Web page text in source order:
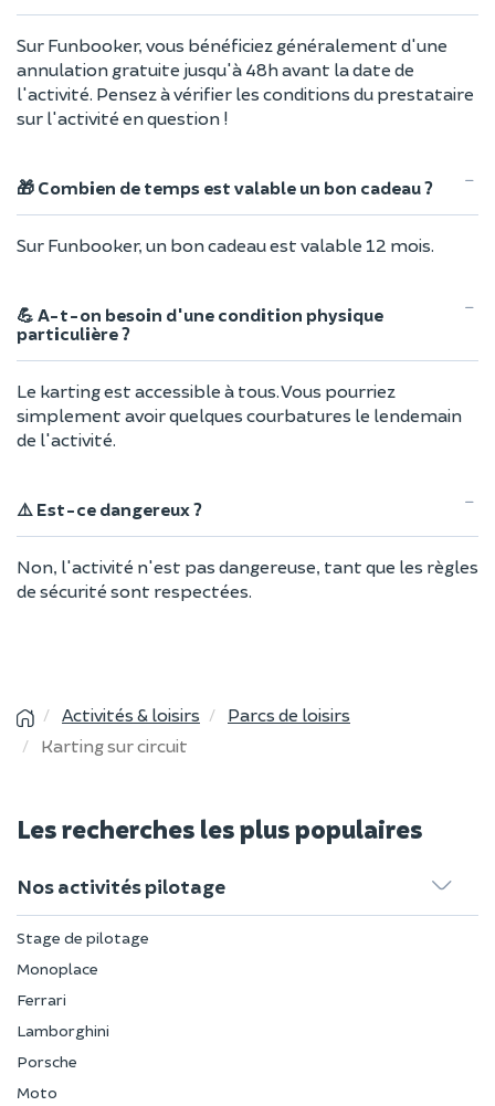
Sur Funbooker, vous bénéficiez généralement d'une
annulation gratuite jusqu'à 48h avant la date de
l'activité. Pensez à vérifier les conditions du prestataire
sur l'activité en question !
🎁 Combien de temps est valable un bon cadeau ?
Sur Funbooker, un bon cadeau est valable 12 mois.
💪 A-t-on besoin d'une condition physique
particulière ?
Le karting est accessible à tous. Vous pourriez
simplement avoir quelques courbatures le lendemain
de l'activité.
⚠️ Est-ce dangereux ?
Non, l'activité n'est pas dangereuse, tant que les règles
de sécurité sont respectées.
Activités & loisirs
Parcs de loisirs
Karting sur circuit
Les recherches les plus populaires
Nos activités pilotage
Stage de pilotage
Monoplace
Ferrari
Lamborghini
Porsche
Moto